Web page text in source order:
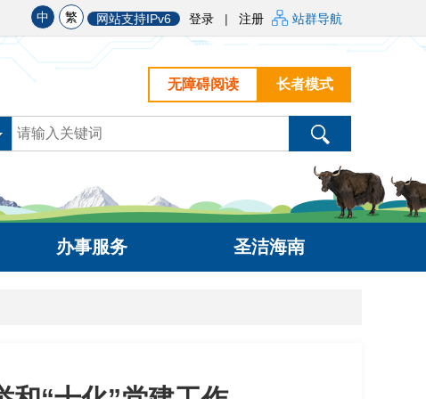
中 繁 网站支持IPv6 登录 | 注册 站群导航
长者模式
无障碍阅读
办事服务 圣洁海南